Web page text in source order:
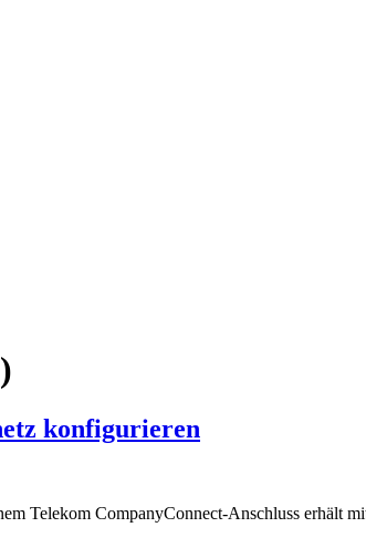
konfigurieren
Telekom CompanyConnect-Anschluss erhält